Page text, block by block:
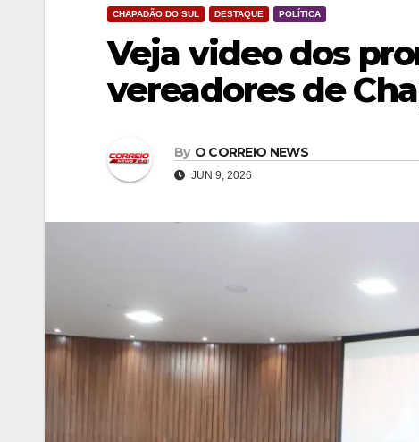
CHAPADÃO DO SUL DESTAQUE POLÍTICA
Veja video dos
vereadores de
By O CORREIO NEWS
JUN 9, 2026